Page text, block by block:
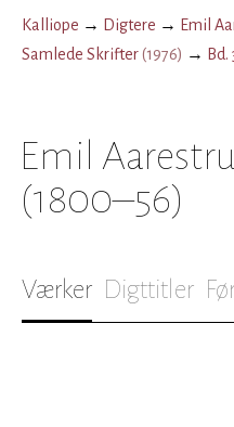
Kalliope → Digtere → Emil
Samlede Skrifter(1976) → Bd.
Emil
(1800–56)
Værker Digttitler